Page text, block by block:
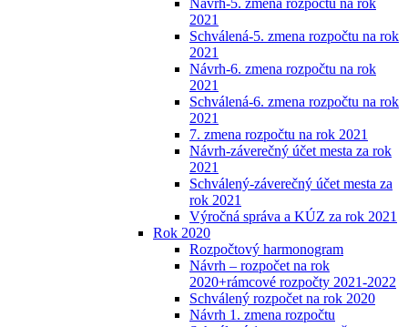
Návrh-5. zmena rozpočtu na rok
2021
Schválená-5. zmena rozpočtu na rok
2021
Návrh-6. zmena rozpočtu na rok
2021
Schválená-6. zmena rozpočtu na rok
2021
7. zmena rozpočtu na rok 2021
Návrh-záverečný účet mesta za rok
2021
Schválený-záverečný účet mesta za
rok 2021
Výročná správa a KÚZ za rok 2021
Rok 2020
Rozpočtový harmonogram
Návrh – rozpočet na rok
2020+rámcové rozpočty 2021-2022
Schválený rozpočet na rok 2020
Návrh 1. zmena rozpočtu